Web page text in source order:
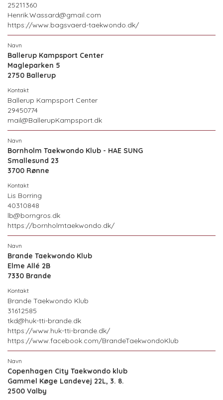
25211360
Henrik.Wassard@gmail.com
https://www.bagsvaerd-taekwondo.dk/
Ballerup Kampsport Center
Magleparken 5
2750 Ballerup
Ballerup Kampsport Center
29450774
mail@BallerupKampsport.dk
Bornholm Taekwondo Klub - HAE SUNG
Smallesund 23
3700 Rønne
Lis Borring
40310848
lb@borngros.dk
https://bornholmtaekwondo.dk/
Brande Taekwondo Klub
Elme Allé 2B
7330 Brande
Brande Taekwondo Klub
31612585
tkd@huk-tti-brande.dk
https://www.huk-tti-brande.dk/
https://www.facebook.com/BrandeTaekwondoKlub
Copenhagen City Taekwondo klub
Gammel Køge Landevej 22L, 3. 8.
2500 Valby